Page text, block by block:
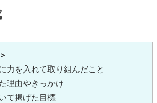
力を入れて取り組んだこと
理由やきっかけ
て掲げた目標